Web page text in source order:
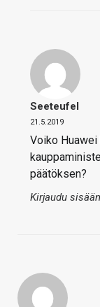
Seeteufel
21.5.2019
Voiko Huawei
päätöksen?
Kirjaudu